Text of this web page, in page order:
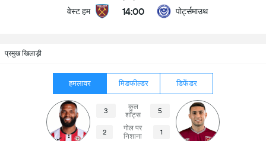
वेस्ट हम 14:00 पोर्ट्समाउथ
प्रमुख खिलाड़ी
हमलावर मिडफील्डर डिफेंडर
3
कुल
शॉट्स
5
2
गोल पर
निशाना
1